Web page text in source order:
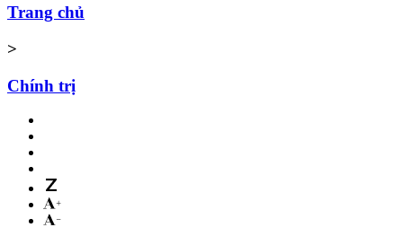
Trang chủ
>
Chính trị